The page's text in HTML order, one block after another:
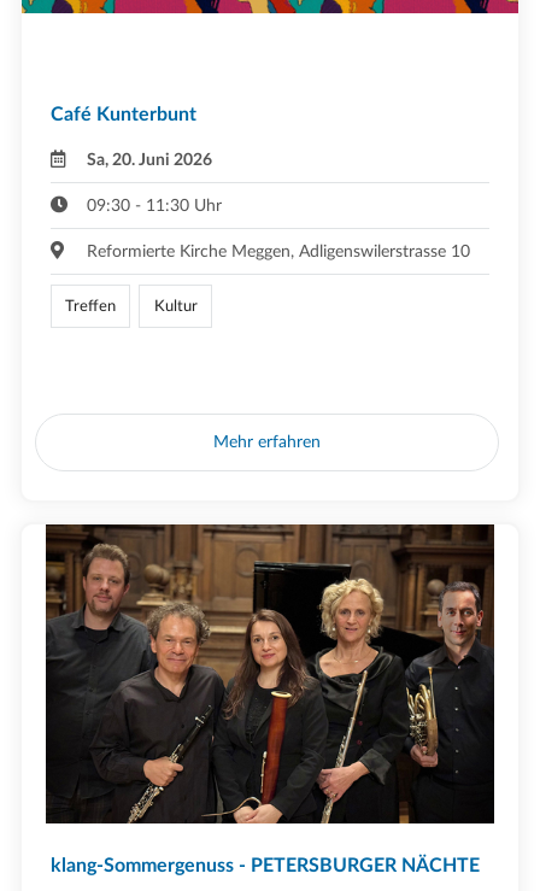
Café Kunterbunt
Sa, 20. Juni 2026
09:30 - 11:30 Uhr
Reformierte Kirche Meggen, Adligenswilerstrasse 10
Treffen Kultur
Mehr erfahren
klang-Sommergenuss - PETERSBURGER NÄCHTE